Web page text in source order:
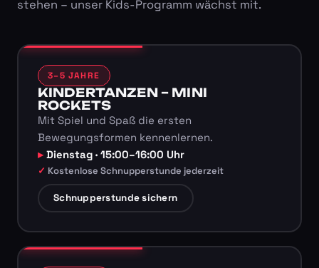
stehen – unser Kids-Programm wächst mit.
3–5 JAHRE
KINDERTANZEN – MINI
ROCKETS
Mit Spiel und Spaß die ersten
Bewegungsformen kennenlernen.
Dienstag · 15:00–16:00 Uhr
Kostenlose Schnupperstunde jederzeit
Schnupperstunde sichern